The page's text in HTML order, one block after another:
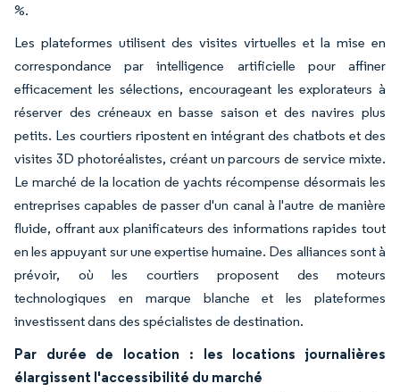
%.
Les plateformes utilisent des visites virtuelles et la mise en
correspondance par intelligence artificielle pour affiner
efficacement les sélections, encourageant les explorateurs à
réserver des créneaux en basse saison et des navires plus
petits. Les courtiers ripostent en intégrant des chatbots et des
visites 3D photoréalistes, créant un parcours de service mixte.
Le marché de la location de yachts récompense désormais les
entreprises capables de passer d'un canal à l'autre de manière
fluide, offrant aux planificateurs des informations rapides tout
en les appuyant sur une expertise humaine. Des alliances sont à
prévoir, où les courtiers proposent des moteurs
technologiques en marque blanche et les plateformes
investissent dans des spécialistes de destination.
Par durée de location : les locations journalières
élargissent l'accessibilité du marché